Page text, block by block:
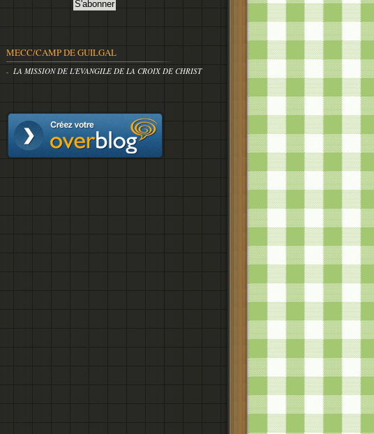
MECC/CAMP DE GUILGAL
LA MISSION DE L'EVANGILE DE LA CROIX DE CHRIST